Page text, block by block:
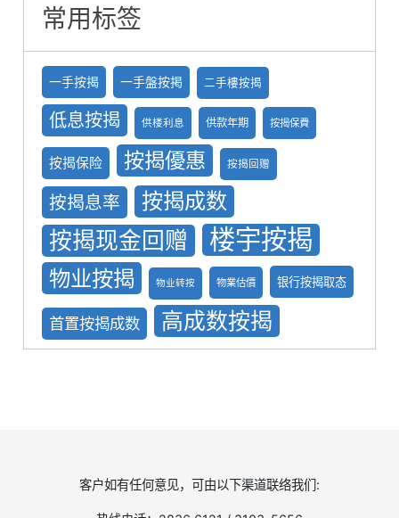
常用标签
一手按揭 一手盤按掲 二手樓按揭
低息按揭 供楼利息 供款年期 按揭保費
按揭保险 按揭優惠 按揭回赠
按揭息率 按揭成数
按揭现金回赠 楼宇按揭
物业按揭 物业转按 物業估價 银行按揭取态
首置按揭成数 高成数按揭
客户如有任何意见，可由以下渠道联络我们: